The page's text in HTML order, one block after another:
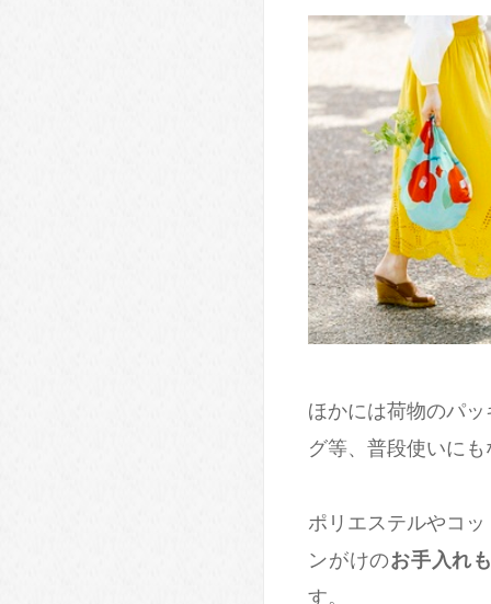
ほかには荷物のパ
グ等、普段使いに
ポリエステルやコ
ンがけのお手入れ
す。